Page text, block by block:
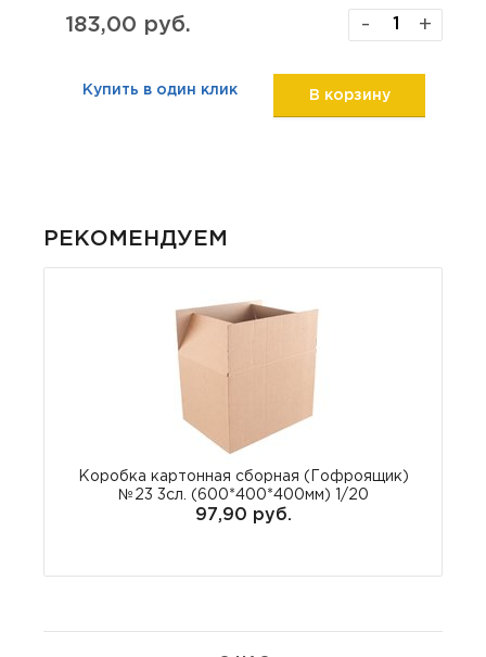
183,00 руб. - +
Купить в один клик В корзину
РЕКОМЕНДУЕМ
Коробка картонная сборная (Гофроящик)
№23 3сл. (600*400*400мм) 1/20
97,90 руб.